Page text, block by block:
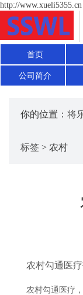
http://www.xueli5355.cn
首页
公司简介
你的位置： 将
标签 > 农村
农村勾通医
农村勾通医疗